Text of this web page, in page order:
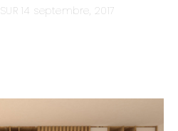
SUR 14 septembre, 2017